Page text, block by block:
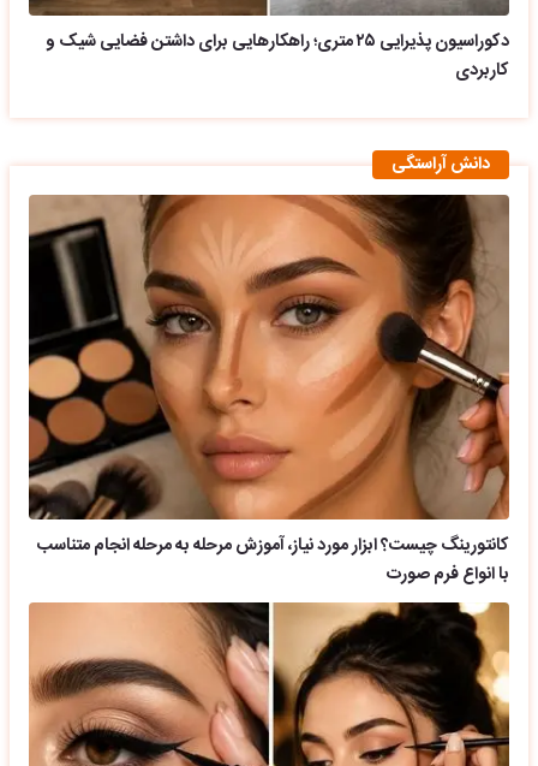
دکوراسیون پذیرایی ۲۵ متری؛ راهکارهایی برای داشتن فضایی شیک و
کاربردی
دانش آراستگی
کانتورینگ چیست؟ ابزار مورد نیاز، آموزش مرحله به مرحله انجام متناسب
با انواع فرم صورت